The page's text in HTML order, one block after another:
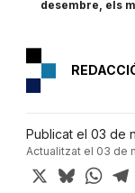
desembre, els
Publicat el 03 de
Actualitzat el 03 de
X Bluesky